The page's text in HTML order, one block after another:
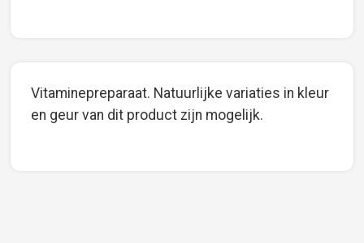
Vitaminepreparaat. Natuurlijke variaties in kleur
en geur van dit product zijn mogelijk.